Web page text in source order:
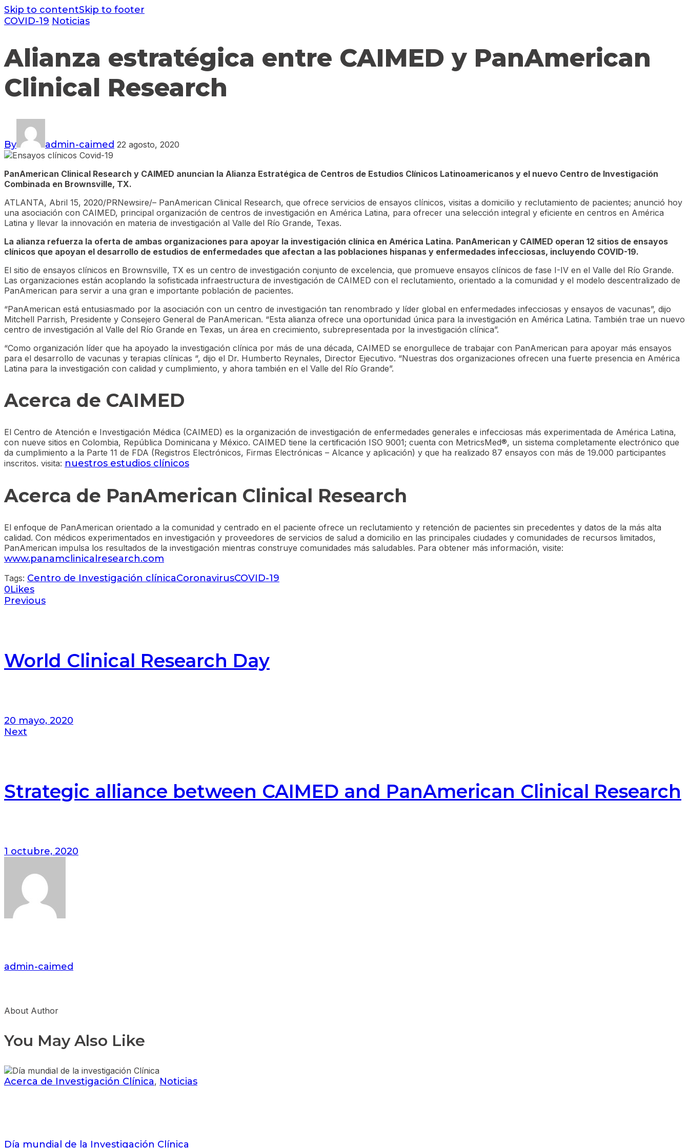
Skip to contentSkip to footer
COVID-19 Noticias
Alianza estratégica entre CAIMED y PanAmerican
Clinical Research
By admin-caimed 22 agosto, 2020
PanAmerican Clinical Research y CAIMED anuncian la Alianza Estratégica de Centros de Estudios Clínicos Latinoamericanos y el nuevo Centro de Investigación
Combinada en Brownsville, TX.
ATLANTA, Abril 15, 2020/PRNewsire/– PanAmerican Clinical Research, que ofrece servicios de ensayos clínicos, visitas a domicilio y reclutamiento de pacientes; anunció hoy
una asociación con CAIMED, principal organización de centros de investigación en América Latina, para ofrecer una selección integral y eficiente en centros en América
Latina y llevar la innovación en materia de investigación al Valle del Río Grande, Texas.
La alianza refuerza la oferta de ambas organizaciones para apoyar la investigación clínica en América Latina. PanAmerican y CAIMED operan 12 sitios de ensayos
clínicos que apoyan el desarrollo de estudios de enfermedades que afectan a las poblaciones hispanas y enfermedades infecciosas, incluyendo COVID-19.
El sitio de ensayos clínicos en Brownsville, TX es un centro de investigación conjunto de excelencia, que promueve ensayos clínicos de fase I-IV en el Valle del Río Grande.
Las organizaciones están acoplando la sofisticada infraestructura de investigación de CAIMED con el reclutamiento, orientado a la comunidad y el modelo descentralizado de
PanAmerican para servir a una gran e importante población de pacientes.
“PanAmerican está entusiasmado por la asociación con un centro de investigación tan renombrado y líder global en enfermedades infecciosas y ensayos de vacunas”, dijo
Mitchell Parrish, Presidente y Consejero General de PanAmerican. “Esta alianza ofrece una oportunidad única para la investigación en América Latina. También trae un nuevo
centro de investigación al Valle del Río Grande en Texas, un área en crecimiento, subrepresentada por la investigación clínica”.
“Como organización líder que ha apoyado la investigación clínica por más de una década, CAIMED se enorgullece de trabajar con PanAmerican para apoyar más ensayos
para el desarrollo de vacunas y terapias clínicas “, dijo el Dr. Humberto Reynales, Director Ejecutivo. “Nuestras dos organizaciones ofrecen una fuerte presencia en América
Latina para la investigación con calidad y cumplimiento, y ahora también en el Valle del Río Grande”.
Acerca de CAIMED
El Centro de Atención e Investigación Médica (CAIMED) es la organización de investigación de enfermedades generales e infecciosas más experimentada de América Latina,
con nueve sitios en Colombia, República Dominicana y México. CAIMED tiene la certificación ISO 9001; cuenta con MetricsMed®, un sistema completamente electrónico que
da cumplimiento a la Parte 11 de FDA (Registros Electrónicos, Firmas Electrónicas – Alcance y aplicación) y que ha realizado 87 ensayos con más de 19.000 participantes
inscritos. visita: nuestros estudios clínicos
Acerca de PanAmerican Clinical Research
El enfoque de PanAmerican orientado a la comunidad y centrado en el paciente ofrece un reclutamiento y retención de pacientes sin precedentes y datos de la más alta
calidad. Con médicos experimentados en investigación y proveedores de servicios de salud a domicilio en las principales ciudades y comunidades de recursos limitados,
PanAmerican impulsa los resultados de la investigación mientras construye comunidades más saludables. Para obtener más información, visite:
www.panamclinicalresearch.com
Tags: Centro de Investigación clínicaCoronavirusCOVID-19
0Likes
Previous
World Clinical Research Day
20 mayo, 2020
Next
Strategic alliance between CAIMED and PanAmerican Clinical Research
1 octubre, 2020
admin-caimed
About Author
You May Also Like
Acerca de Investigación Clínica, Noticias
Día mundial de la Investigación Clínica